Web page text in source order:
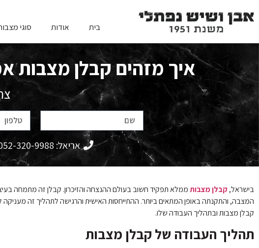
בית אודות סוגי
איך מזהים קבלן מצבות
אריאל: 052-320-9988
בישראל, קבלן מצבותממלא תפקיד חשוב בעולם ההנצחה והזיכרון. קבלן זה מתמחה
המצבה, והתקנתה באופן המתאים ביותר. ההתייחסות האישית והרגישה לתהליך זה
קבלן מצבות ובתהליך העבודה שלו.
תהליך העבודה של קבלן מצבות